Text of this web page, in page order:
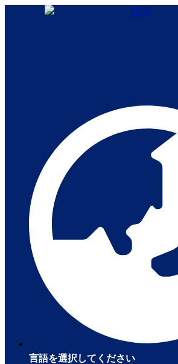
言語を選択してください